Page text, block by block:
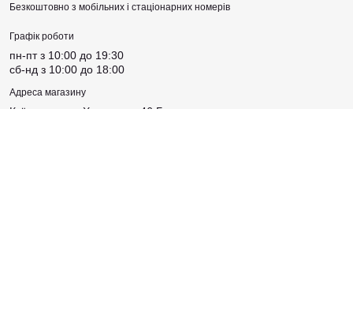
Безкоштовно з мобільних і стаціонарних номерів
Графік роботи
пн-пт з 10:00 до 19:30
сб-нд з 10:00 до 18:00
Адреса магазину
Київська, вул. Хрещатик, 46 Б